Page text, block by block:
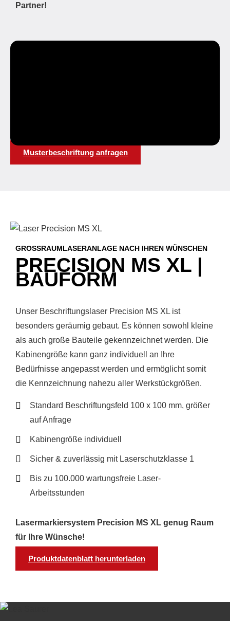
Partner!
Musterbeschriftung anfragen
GROSSRAUMLASERANLAGE NACH IHREN WÜNSCHEN
PRECISION MS XL |
BAUFORM
Unser Beschriftungslaser Precision MS XL ist
besonders geräumig gebaut. Es können sowohl kleine
als auch große Bauteile gekennzeichnet werden. Die
Kabinengröße kann ganz individuell an Ihre
Bedürfnisse angepasst werden und ermöglicht somit
die Kennzeichnung nahezu aller Werkstückgrößen.
Standard Beschriftungsfeld 100 x 100 mm, größer
auf Anfrage
Kabinengröße individuell
Sicher & zuverlässig mit Laserschutzklasse 1
Bis zu 100.000 wartungsfreie Laser-
Arbeitsstunden
Lasermarkiersystem Precision MS XL genug Raum
für Ihre Wünsche!
Produktdatenblatt herunterladen